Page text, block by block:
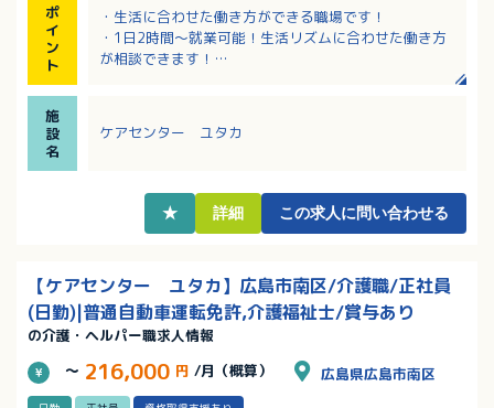
ポ
イ
ン
ト
・生活に合わせた働き方ができる職場です！
・1日2時間～就業可能！生活リズムに合わせた働き方
が相談できます！
施
設
名
ケアセンター ユタカ
★ 詳細 この求人に問い合わせる
【ケアセンター ユタカ】広島市南区/介護職/正社員
(日勤)|普通自動車運転免許,介護福祉士/賞与あり
の介護・ヘルパー職求人情報
～ 216,000 円 /月（概算） 広島県広島市南区